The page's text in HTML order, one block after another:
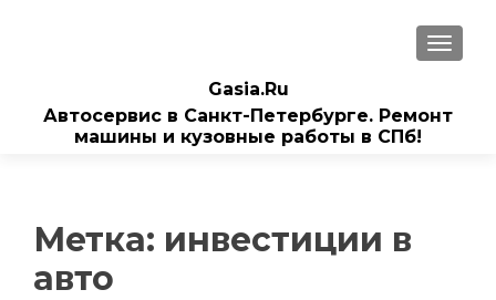
Gasia.Ru
Автосервис в Санкт-Петербурге. Ремонт
машины и кузовные работы в СПб!
Метка: инвестиции в
авто